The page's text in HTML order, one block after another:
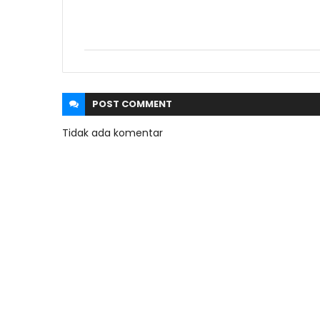
POST COMMENT
Tidak ada komentar